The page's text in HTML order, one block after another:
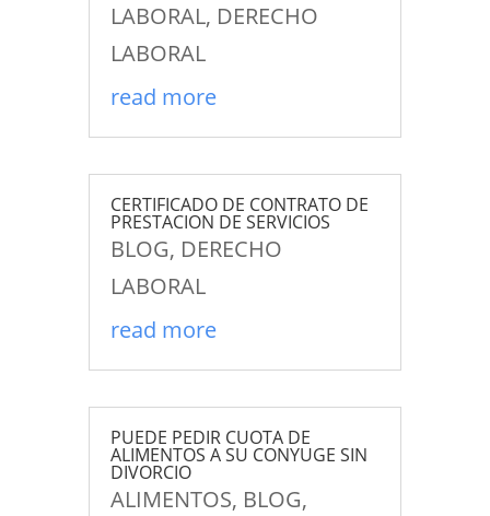
LABORAL, DERECHO
LABORAL
read more
CERTIFICADO DE CONTRATO DE
PRESTACION DE SERVICIOS
BLOG, DERECHO
LABORAL
read more
PUEDE PEDIR CUOTA DE
ALIMENTOS A SU CONYUGE SIN
DIVORCIO
ALIMENTOS, BLOG,